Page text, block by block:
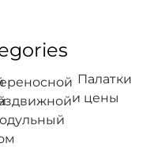
Палатки
и цены